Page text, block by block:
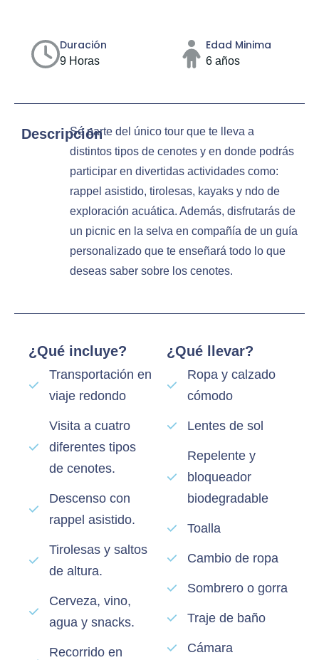
Duración
9 Horas
Edad Minima
6 años
DescripciónSé parte del único tour que te lleva a
distintos tipos de cenotes y en donde podrás
participar en divertidas actividades como:
rappel asistido, tirolesas, kayaks y ndo de
exploración acuática. Además, disfrutarás de
un picnic en la selva en compañía de un guía
personalizado que te enseñará todo lo que
deseas saber sobre los cenotes.
¿Qué incluye?
Transportación en
viaje redondo
Visita a cuatro
diferentes tipos
de cenotes.
Descenso con
rappel asistido.
Tirolesas y saltos
de altura.
Cerveza, vino,
agua y snacks.
Recorrido en
¿Qué llevar?
Ropa y calzado
cómodo
Lentes de sol
Repelente y
bloqueador
biodegradable
Toalla
Cambio de ropa
Sombrero o gorra
Traje de baño
Cámara